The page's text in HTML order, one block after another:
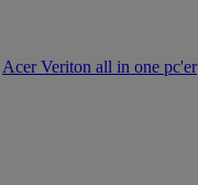
Acer Veriton all in one pc'er